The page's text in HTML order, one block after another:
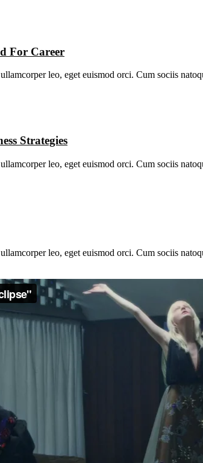
For Career
leo, eget euismod orci. Cum sociis
Strategies
leo, eget euismod orci. Cum sociis
leo, eget euismod orci. Cum sociis